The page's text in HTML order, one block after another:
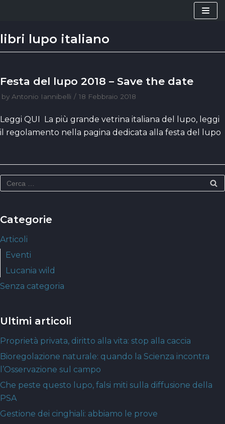
contenuto
libri lupo italiano
Festa del lupo 2018 – Save the date
by Antonio Iannibelli 18 Febbraio 2018
Leggi QUI La più grande vetrina italiana del lupo, leggi
il regolamento nella pagina dedicata alla festa del lupo
Categorie
Articoli
Eventi
Lucania wild
Senza categoria
Ultimi articoli
Proprietà privata, diritto alla vita: stop alla caccia
Bioregolazione naturale: quando la Scienza incontra
l’Osservazione sul campo
Che peste questo lupo, falsi miti sulla diffusione della
PSA
Gestione dei cinghiali: abbiamo le prove